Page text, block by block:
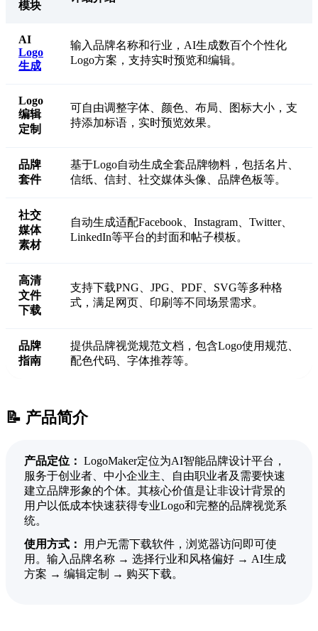
模块
AI
Logo
生成
输入品牌名称和行业，AI生成数百个个性化
Logo方案，支持实时预览和编辑。
Logo
编辑
定制
可自由调整字体、颜色、布局、图标大小，支
持添加标语，实时预览效果。
品牌
套件
基于Logo自动生成全套品牌物料，包括名片、
信纸、信封、社交媒体头像、品牌色板等。
社交
媒体
素材
自动生成适配Facebook、Instagram、Twitter、
LinkedIn等平台的封面和帖子模板。
高清
文件
下载
支持下载PNG、JPG、PDF、SVG等多种格
式，满足网页、印刷等不同场景需求。
品牌
指南
提供品牌视觉规范文档，包含Logo使用规范、
配色代码、字体推荐等。
📝 产品简介
产品定位： LogoMaker定位为AI智能品牌设计平台，
服务于创业者、中小企业主、自由职业者及需要快速
建立品牌形象的个体。其核心价值是让非设计背景的
用户以低成本快速获得专业Logo和完整的品牌视觉系
统。
使用方式：
用户无需下载软件，浏览器访问即可使
用。输入品牌名称 → 选择行业和风格偏好 → AI生成
方案 → 编辑定制 → 购买下载。